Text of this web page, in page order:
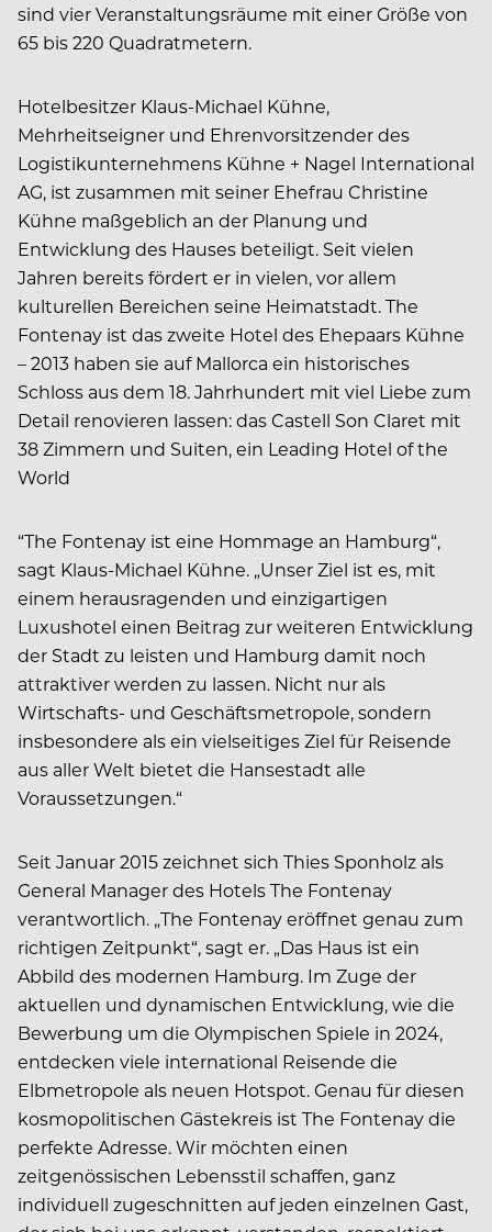
sind vier Veranstaltungsräume mit einer Größe von
65 bis 220 Quadratmetern.
Hotelbesitzer Klaus-Michael Kühne,
Mehrheitseigner und Ehrenvorsitzender des
Logistikunternehmens Kühne + Nagel International
AG, ist zusammen mit seiner Ehefrau Christine
Kühne maßgeblich an der Planung und
Entwicklung des Hauses beteiligt. Seit vielen
Jahren bereits fördert er in vielen, vor allem
kulturellen Bereichen seine Heimatstadt. The
Fontenay ist das zweite Hotel des Ehepaars Kühne
– 2013 haben sie auf Mallorca ein historisches
Schloss aus dem 18. Jahrhundert mit viel Liebe zum
Detail renovieren lassen: das Castell Son Claret mit
38 Zimmern und Suiten, ein Leading Hotel of the
World
“The Fontenay ist eine Hommage an Hamburg“,
sagt Klaus-Michael Kühne. „Unser Ziel ist es, mit
einem herausragenden und einzigartigen
Luxushotel einen Beitrag zur weiteren Entwicklung
der Stadt zu leisten und Hamburg damit noch
attraktiver werden zu lassen. Nicht nur als
Wirtschafts- und Geschäftsmetropole, sondern
insbesondere als ein vielseitiges Ziel für Reisende
aus aller Welt bietet die Hansestadt alle
Voraussetzungen.“
Seit Januar 2015 zeichnet sich Thies Sponholz als
General Manager des Hotels The Fontenay
verantwortlich. „The Fontenay eröffnet genau zum
richtigen Zeitpunkt“, sagt er. „Das Haus ist ein
Abbild des modernen Hamburg. Im Zuge der
aktuellen und dynamischen Entwicklung, wie die
Bewerbung um die Olympischen Spiele in 2024,
entdecken viele international Reisende die
Elbmetropole als neuen Hotspot. Genau für diesen
kosmopolitischen Gästekreis ist The Fontenay die
perfekte Adresse. Wir möchten einen
zeitgenössischen Lebensstil schaffen, ganz
individuell zugeschnitten auf jeden einzelnen Gast,